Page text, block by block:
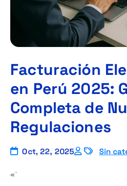
Facturación
en Perú 2025:
Completa de
Regulaciones
Oct, 22, 2025 Sin
«`